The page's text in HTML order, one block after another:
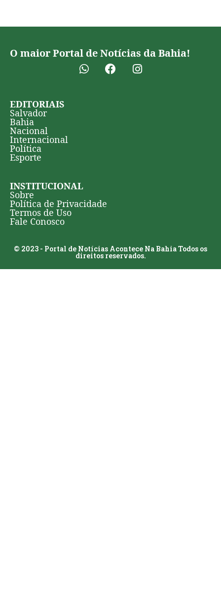
O maior Portal de Notícias da Bahia!
EDITORIAIS
Salvador
Bahia
Nacional
Internacional
Política
Esporte
INSTITUCIONAL
Sobre
Política de Privacidade
Termos de Uso
Fale Conosco
© 2023 - Portal de Notícias Acontece Na Bahia Todos os
direitos reservados.